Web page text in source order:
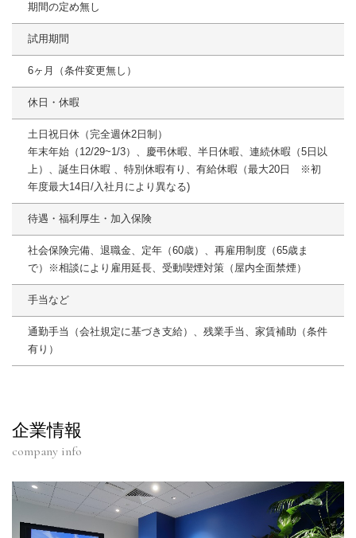
期間の定め無し
試用期間
6ヶ月（条件変更無し）
休日・休暇
土日祝日休（完全週休2日制）
年末年始（12/29~1/3）、慶弔休暇、半日休暇、連続休暇（5日以
上）、誕生日休暇 、特別休暇有り、有給休暇（最大20日 ※初
年度最大14日/入社月により異なる)
待遇・福利厚生・加入保険
社会保険完備、退職金、定年（60歳）、再雇用制度（65歳ま
で）※相談により雇用延長、受動喫煙対策（屋内全面禁煙）
手当など
通勤手当（会社規定に基づき支給）、残業手当、家賃補助（条件
有り）
企業情報
company info